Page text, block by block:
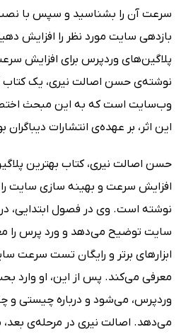
سرعت آن را بشناسید و سپس با
بازدهی سایت مورد نظر را افزایش
پلاگین‌های وردپرس برای افزایش
نوشته‌ی حسن اصالت نیری، یک کتاب
وب‌سایت است که به این مبحث
این اثر، بر عهده‌ی انتشارات
حسن اصالت نیری، کتاب بهترین
افزایش سرعت و بهینه سازی سایت
نوشته است. وی در فصول ابتدایی،
سایت توضیح می‌دهد و ورد پرس را
ابزارهای برتر و رایگان تست سرعت
معرفی می‌کند. پس از این، او وارد
وردپرس، می‌شود و درباره چیستی و
می‌دهد. اصالت نیری در مرحله‌ی بعد،